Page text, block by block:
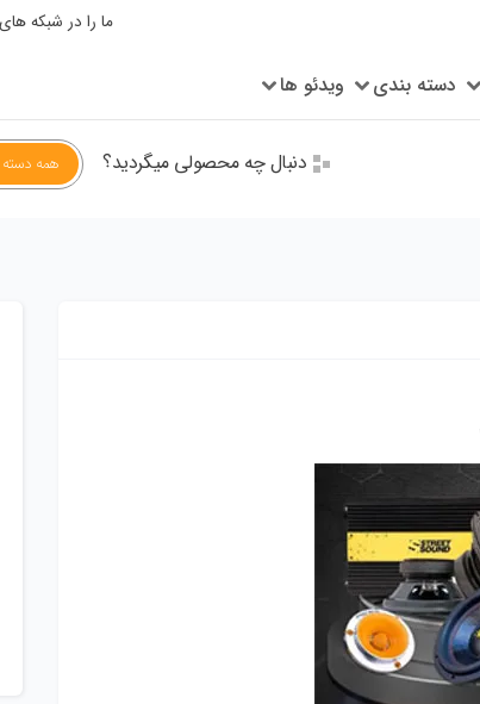
ما را در شبکه
دسته بندی ویدئو ها
دنبال چه محصولی میگردید؟ همه دسته